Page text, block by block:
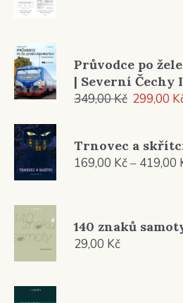
Průvodce po
| Severní Čechy I
349,00Kč Původní
349,00
299,00
Trnovec a
169,00 Kč– 419,00
140 znaků
29,00 Kč